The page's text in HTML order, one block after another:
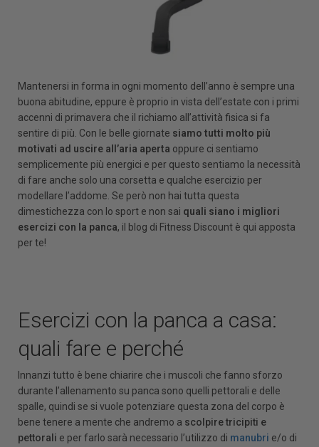
Mantenersi in forma in ogni momento dell’anno è sempre una
buona abitudine, eppure è proprio in vista dell’estate con i primi
accenni di primavera che il richiamo all’attività fisica si fa
sentire di più. Con le belle giornate siamo tutti molto più
motivati ad uscire all’aria aperta oppure ci sentiamo
semplicemente più energici e per questo sentiamo la necessità
di fare anche solo una corsetta e qualche esercizio per
modellare l’addome. Se però non hai tutta questa
dimestichezza con lo sport e non sai quali siano i migliori
esercizi con la panca, il blog di Fitness Discount è qui apposta
per te!
Esercizi con la panca a casa:
quali fare e perché
Innanzi tutto è bene chiarire che i muscoli che fanno sforzo
durante l’allenamento su panca sono quelli pettorali e delle
spalle, quindi se si vuole potenziare questa zona del corpo è
bene tenere a mente che andremo a scolpire tricipiti e
pettorali e per farlo sarà necessario l’utilizzo di manubri e/o di